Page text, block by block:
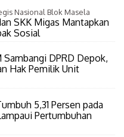
Nasional Blok Masela
SKK Migas Mantapkan
Sosial
Sambangi DPRD Depok,
Hak Pemilik Unit
5,31 Persen pada
Pertumbuhan